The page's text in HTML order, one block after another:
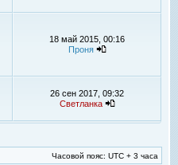
18 май 2015, 00:16
Проня
26 сен 2017, 09:32
Светланка
Часовой пояс: UTC + 3 часа